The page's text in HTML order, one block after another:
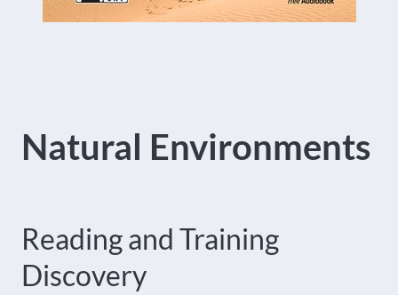
Natural Environments
Reading and Training
Discovery